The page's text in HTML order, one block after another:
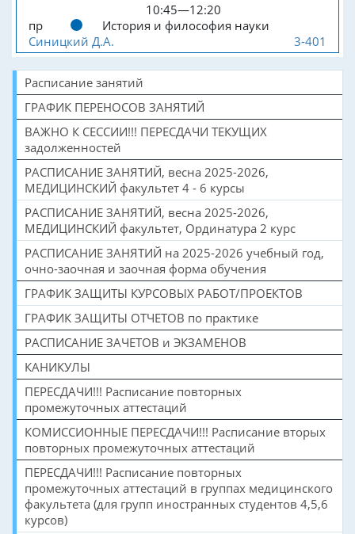
10:45—12:20
пр
История и философия науки
Синицкий Д.А.
3-401
Расписание занятий
ГРАФИК ПЕРЕНОСОВ ЗАНЯТИЙ
ВАЖНО К СЕССИИ!!! ПЕРЕСДАЧИ ТЕКУЩИХ
задолженностей
РАСПИСАНИЕ ЗАНЯТИЙ, весна 2025-2026,
МЕДИЦИНСКИЙ факультет 4 - 6 курсы
РАСПИСАНИЕ ЗАНЯТИЙ, весна 2025-2026,
МЕДИЦИНСКИЙ факультет, Ординатура 2 курс
РАСПИСАНИЕ ЗАНЯТИЙ на 2025-2026 учебный год,
очно-заочная и заочная форма обучения
ГРАФИК ЗАЩИТЫ КУРСОВЫХ РАБОТ/ПРОЕКТОВ
ГРАФИК ЗАЩИТЫ ОТЧЕТОВ по практике
РАСПИСАНИЕ ЗАЧЕТОВ и ЭКЗАМЕНОВ
КАНИКУЛЫ
ПЕРЕСДАЧИ!!! Расписание повторных
промежуточных аттестаций
КОМИССИОННЫЕ ПЕРЕСДАЧИ!!! Расписание вторых
повторных промежуточных аттестаций
ПЕРЕСДАЧИ!!! Расписание повторных
промежуточных аттестаций в группах медицинского
факультета (для групп иностранных студентов 4,5,6
курсов)